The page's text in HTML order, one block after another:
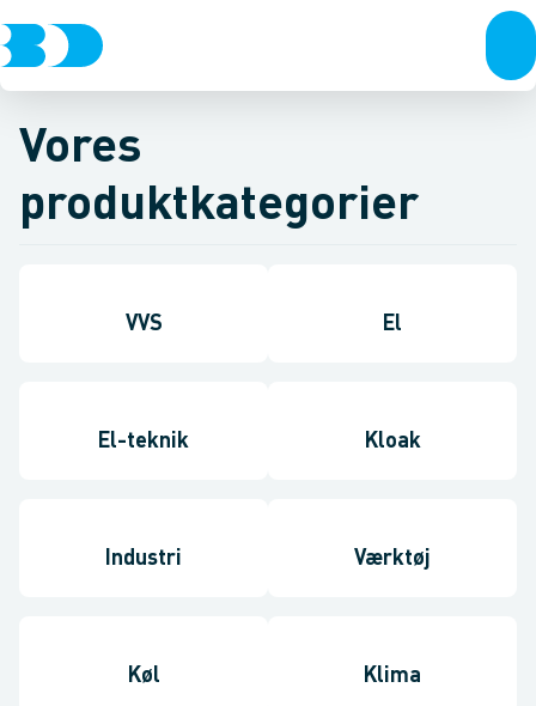
Vores
produktkategorier
VVS El
El-teknik Kloak
Industri Værktøj
Køl Klima